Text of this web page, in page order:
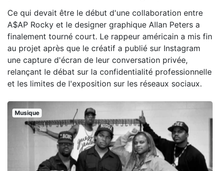
Ce qui devait être le début d'une collaboration entre
A$AP Rocky et le designer graphique Allan Peters a
finalement tourné court. Le rappeur américain a mis fin
au projet après que le créatif a publié sur Instagram
une capture d'écran de leur conversation privée,
relançant le débat sur la confidentialité professionnelle
et les limites de l'exposition sur les réseaux sociaux.
Musique